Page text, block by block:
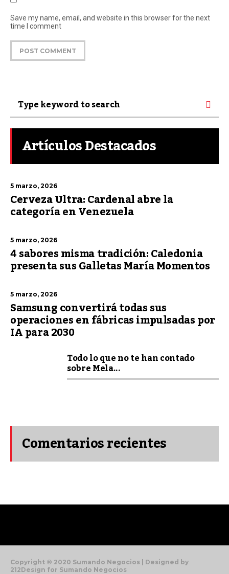
Save my name, email, and website in this browser for the next
time I comment
Artículos Destacados
5 marzo, 2026
Cerveza Ultra: Cardenal abre la
categoría en Venezuela
5 marzo, 2026
4 sabores misma tradición: Caledonia
presenta sus Galletas María Momentos
5 marzo, 2026
Samsung convertirá todas sus
operaciones en fábricas impulsadas por
IA para 2030
Todo lo que no te han contado
sobre Mela...
Comentarios recientes
Copyright © 2020 Sumando Negocios | Designed by
212Design for Sumando Negocios